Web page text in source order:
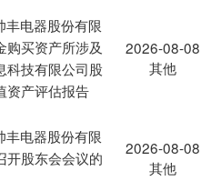
丰电器股份有限
购买资产所涉及
科技有限公司股
资产评估报告
2026-08-08
其他
丰电器股份有限
开股东会会议的
2026-08-08
其他